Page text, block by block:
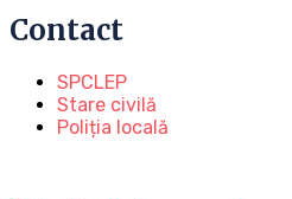
Contact
SPCLEP
Stare civilă
Poliția locală